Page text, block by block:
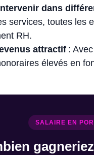
dans
services, toutes les
RH.
attractif: Avec
élevés en
SALAIRE EN